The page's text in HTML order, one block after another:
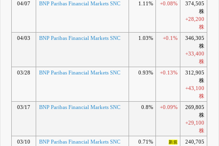
04/07
BNP Paribas Financial Markets SNC 1.11% +0.08%
374,505
株
+28,200
株
04/03
BNP Paribas Financial Markets SNC 1.03% +0.1%
346,305
株
+33,400
株
03/28
BNP Paribas Financial Markets SNC 0.93% +0.13%
312,905
株
+43,100
株
03/17
BNP Paribas Financial Markets SNC 0.8% +0.09%
269,805
株
+29,100
株
03/10
BNP Paribas Financial Markets SNC 0.71% 新規
240,705